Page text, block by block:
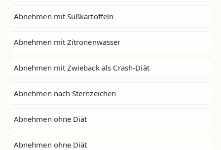
Abnehmen mit Süßkartoffeln
Abnehmen mit Zitronenwasser
Abnehmen mit Zwieback als Crash-Diät
Abnehmen nach Sternzeichen
Abnehmen ohne Diät
Abnehmen ohne Diät